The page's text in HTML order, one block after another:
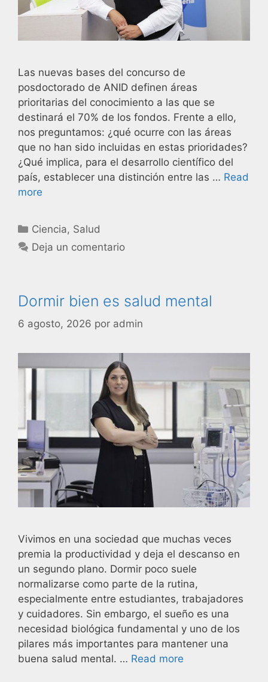
Las nuevas bases del concurso de
posdoctorado de ANID definen áreas
prioritarias del conocimiento a las que se
destinará el 70% de los fondos. Frente a ello,
nos preguntamos: ¿qué ocurre con las áreas
que no han sido incluidas en estas prioridades?
¿Qué implica, para el desarrollo científico del
país, establecer una distinción entre las … Read
more
Ciencia, Salud
Deja un comentario
Dormir bien es salud mental
6 agosto, 2026 por admin
Vivimos en una sociedad que muchas veces
premia la productividad y deja el descanso en
un segundo plano. Dormir poco suele
normalizarse como parte de la rutina,
especialmente entre estudiantes, trabajadores
y cuidadores. Sin embargo, el sueño es una
necesidad biológica fundamental y uno de los
pilares más importantes para mantener una
buena salud mental. … Read more